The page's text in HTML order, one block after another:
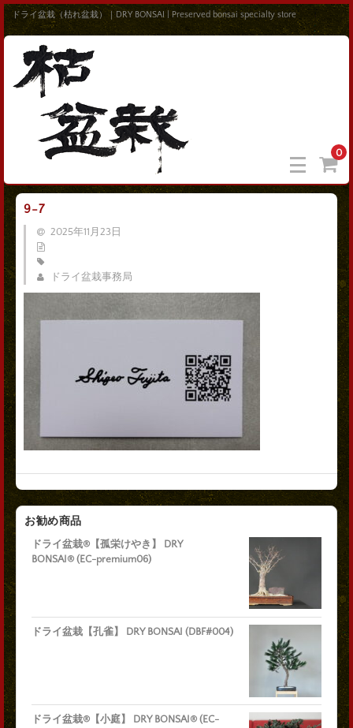
ドライ盆栽（枯れ盆栽）｜DRY BONSAI | Preserved bonsai specialty store
0
9-7
2025年11月23日
ドライ盆栽事務局
お勧め商品
ドライ盆栽®【孤栄けやき】 DRY
BONSAI® (EC-premium06)
ドライ盆栽【孔雀】 DRY BONSAI (DBF#004)
ドライ盆栽®【小庭】 DRY BONSAI® (EC-